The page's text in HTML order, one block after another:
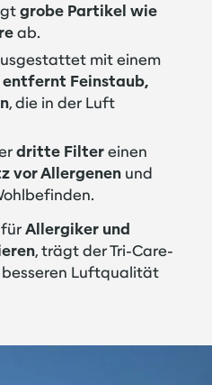
grobe Partikel wie
ab.
mit einem
entfernt Feinstaub,
, die in der Luft
dritte Filtereinen
vor Allergenen und
Allergiker und
, trägt der Tri-Care-
besseren Luftqualität